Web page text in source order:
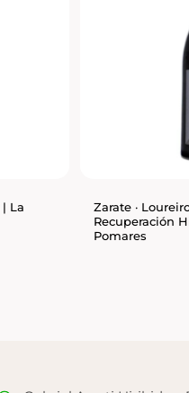
La
Zarate ·
Recuperación
Pomares